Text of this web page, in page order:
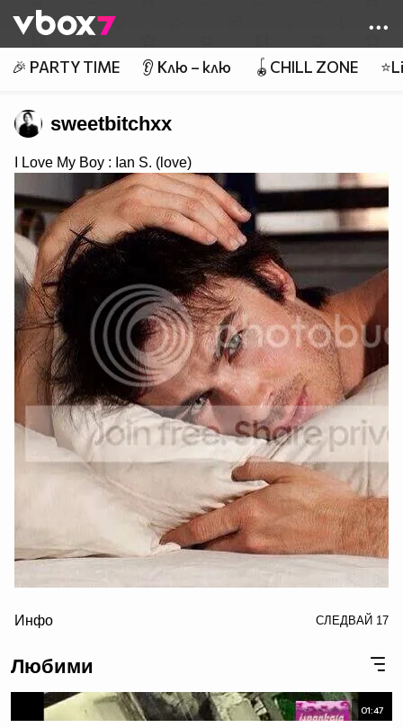
👾
🎉 PARTY TIME 👂 Клю – клю 🪀CHILL ZONE
sweetbitchxx
I Love My Boy : Ian S. (love)
for Butch Hogan 2013
Инфо СЛЕДВАЙ 17
Любими
01:47